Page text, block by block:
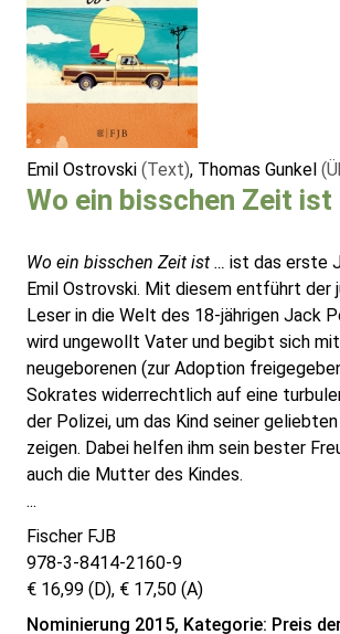
Emil Ostrovski (Text), Thomas Gunkel
Wo ein bisschen Zeit
Wo ein bisschen Zeit ist … ist das erste
Emil Ostrovski. Mit diesem entführt der
Leser in die Welt des 18-jährigen Jack
wird ungewollt Vater und begibt sich
neugeborenen (zur Adoption
Sokrates widerrechtlich auf eine
der Polizei, um das Kind seiner
zeigen. Dabei helfen ihm sein bester
auch die Mutter des Kindes.
...
Fischer FJB
978-3-8414-2160-9
€ 16,99 (D), € 17,50 (A)
Nominierung 2015, Kategorie: Preis